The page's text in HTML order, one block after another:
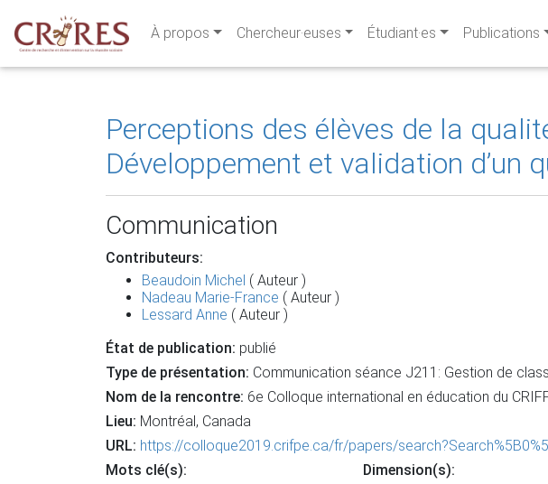
À propos Chercheur·euses Étudiant·es Publications
Perceptions des élèves de la
Développement et validation d’un
Communication
Contributeurs:
Beaudoin Michel ( Auteur )
Nadeau Marie-France ( Auteur )
Lessard Anne ( Auteur )
État de publication: publié
Type de présentation: Communication séance J211: Gestion de
Nom de la rencontre: 6e Colloque international en éducation du
Lieu: Montréal, Canada
URL: https://colloque2019.crifpe.ca/fr/papers/
Mots clé(s):
Dimension(s):